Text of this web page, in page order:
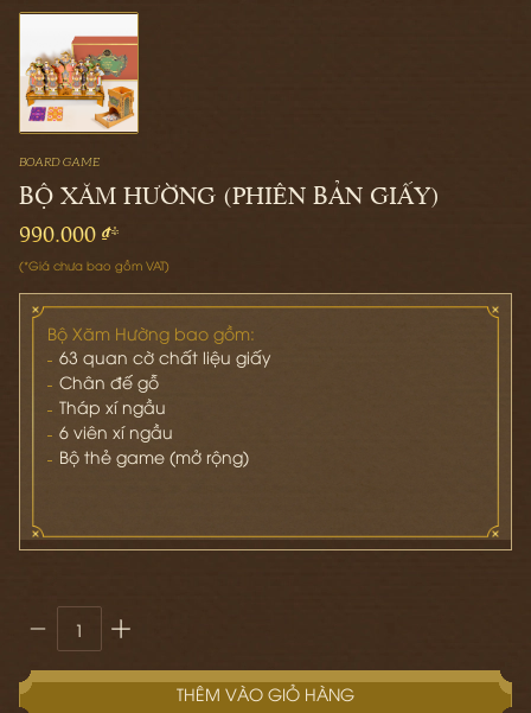
BOARD GAME
BỘ XĂM HƯỜNG (PHIÊN BẢN GIẤY)
990.000 ₫*
(*Giá chưa bao gồm VAT)
Bộ Xăm Hường bao gồm:
63 quan cờ chất liệu giấy
Chân đế gỗ
Tháp xí ngầu
6 viên xí ngầu
Bộ thẻ game (mở rộng)
THÊM VÀO GIỎ HÀNG